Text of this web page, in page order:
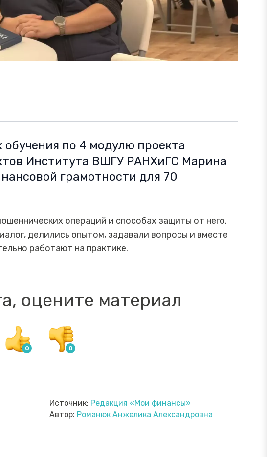
обучения по 4 модулю проекта
Института ВШГУ РАНХиГС Марина
грамотности для 70
операций и способах защиты от него.
делились опытом, задавали вопросы и вместе
работают на практике.
оцените материал
Источник: Редакция «Мои финансы»
Автор: Романюк Анжелика Александровна